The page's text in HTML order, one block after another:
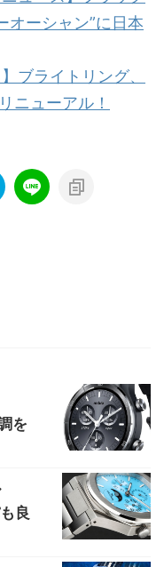
オーシャン”に日本
ブライトリング、
ニューアル！
を
良